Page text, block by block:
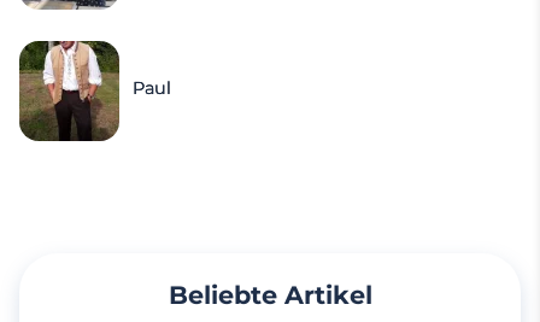
Paul
Beliebte Artikel